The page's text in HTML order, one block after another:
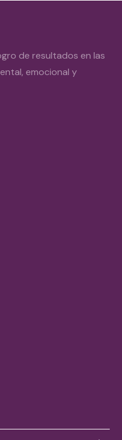
de resultados en las
emocional y